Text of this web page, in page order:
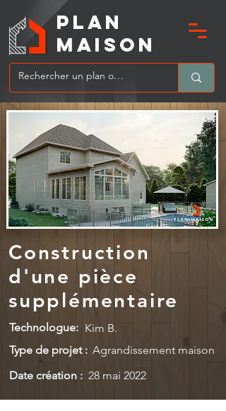
MAIsoN
PLAN
Construction
d'une pièce
supplémentaire
Technologue: Kim B.
Type de projet : Agrandissement maison
Date création : 28 mai 2022